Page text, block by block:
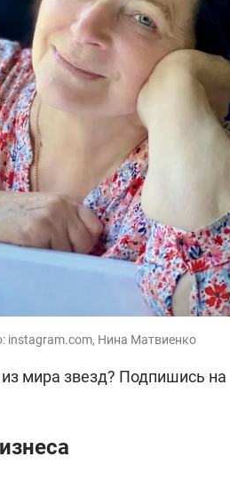
instagram.com, Нина Матвиенко
мира звезд? Подпишись на